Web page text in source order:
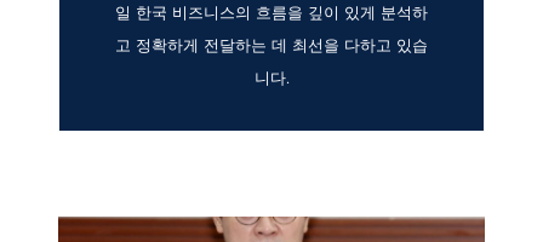
일 한국 비즈니스의 흐름을 깊이 있게 분석하
고 정확하게 전달하는 데 최선을 다하고 있습
니다.